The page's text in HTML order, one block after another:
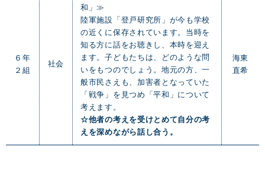
６年
２組
社会
和」≫
陸軍施設「登戸研究所」が今も学校
の近くに保存されています。当時を
知る方に話をお聴きし、本時を迎え
ます。子どもたちは、どのような問
いをもつのでしょう。地元の方、一
般市民さえも、加害者となっていた
「戦争」を見つめ「平和」について
考えます。
☆他者の考えを受けとめて自分の考
えを深めながら話し合う。
海東
直希